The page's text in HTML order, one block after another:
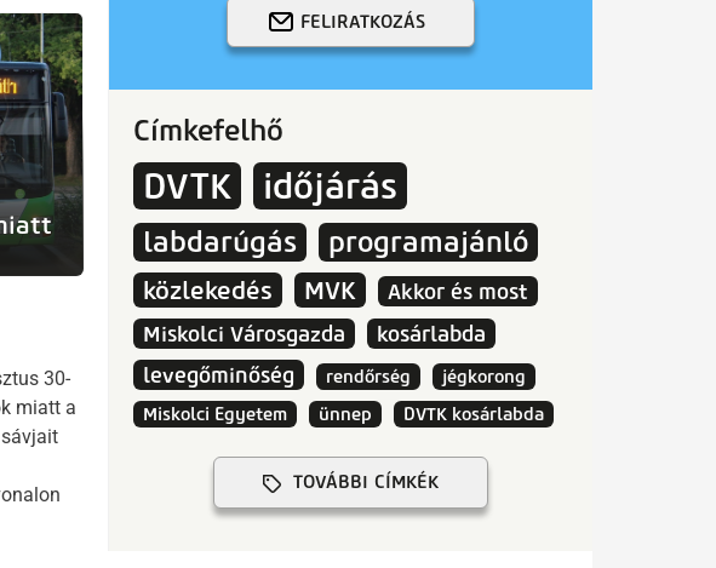
30-
miatt a
FELIRATKOZÁS
Címkefelhő
DVTK időjárás
labdarúgás programajánló
közlekedés MVK
Akkor és most
Miskolci Városgazda
kosárlabda
levegőminőség
rendőrség
jégkorong
Miskolci Egyetem
ünnep DVTK kosárlabda
TOVÁBBI CÍMKÉK